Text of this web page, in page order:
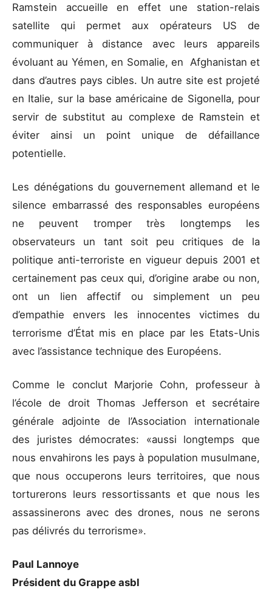
Ramstein accueille en effet une station-relais
satellite qui permet aux opérateurs US de
communiquer à distance avec leurs appareils
évoluant au Yémen, en Somalie, en Afghanistan et
dans d’autres pays cibles. Un autre site est projeté
en Italie, sur la base américaine de Sigonella, pour
servir de substitut au complexe de Ramstein et
éviter ainsi un point unique de défaillance
potentielle.
Les dénégations du gouvernement allemand et le
silence embarrassé des responsables européens
ne peuvent tromper très longtemps les
observateurs un tant soit peu critiques de la
politique anti-terroriste en vigueur depuis 2001 et
certainement pas ceux qui, d’origine arabe ou non,
ont un lien affectif ou simplement un peu
d’empathie envers les innocentes victimes du
terrorisme d’État mis en place par les Etats-Unis
avec l’assistance technique des Européens.
Comme le conclut Marjorie Cohn, professeur à
l’école de droit Thomas Jefferson et secrétaire
générale adjointe de l’Association internationale
des juristes démocrates: «aussi longtemps que
nous envahirons les pays à population musulmane,
que nous occuperons leurs territoires, que nous
torturerons leurs ressortissants et que nous les
assassinerons avec des drones, nous ne serons
pas délivrés du terrorisme».
Paul Lannoye
Président du Grappe asbl